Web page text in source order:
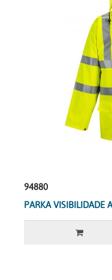
94880
PARKA VISIBILIDADE